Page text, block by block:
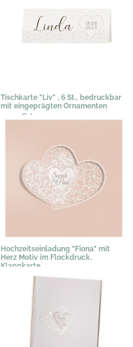
Tischkarte "Liv" , 6 St., bedruckbar
mit eingeprägten Ornamenten
0,50 € *
Hochzeitseinladung "Fiona" mit
Herz Motiv im Flockdruck,
Klappkarte